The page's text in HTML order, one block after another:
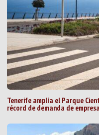
Tenerife amplía el Parque
récord de demanda de